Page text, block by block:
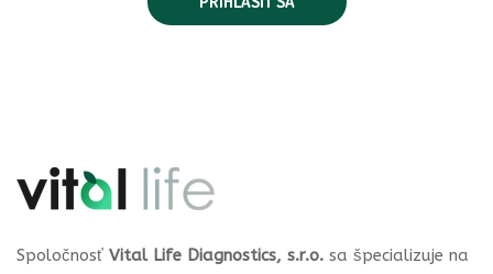
Spoločnosť Vital Life Diagnostics, s.r.o. sa špecializuje na